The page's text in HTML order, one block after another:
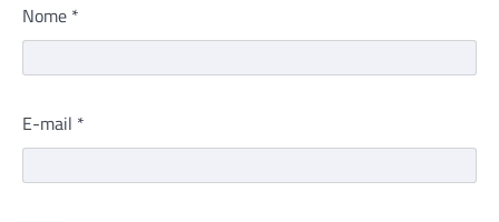
Nome *
E-mail *